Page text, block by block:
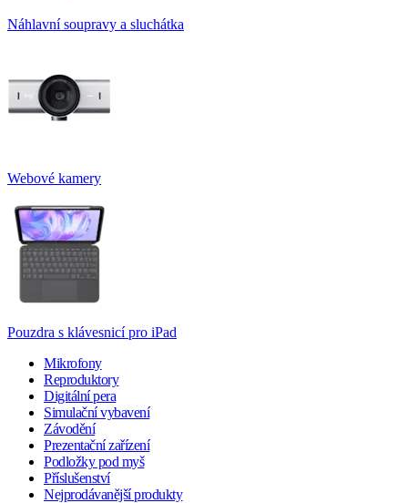
Náhlavní soupravy a sluchátka
Webové kamery
Pouzdra s klávesnicí pro iPad
Mikrofony
Reproduktory
Digitální pera
Simulační vybavení
Závodění
Prezentační zařízení
Podložky pod myš
Příslušenství
Nejprodávanější produkty